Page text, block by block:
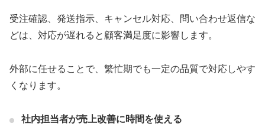
受注確認、発送指示、キャンセル対応、問い合わせ返信な
どは、対応が遅れると顧客満足度に影響します。
外部に任せることで、繁忙期でも一定の品質で対応しやす
くなります。
社内担当者が売上改善に時間を使える